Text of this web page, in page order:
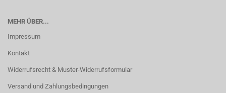
MEHR ÜBER...
Impressum
Kontakt
Widerrufsrecht & Muster-Widerrufsformular
Versand und Zahlungsbedingungen